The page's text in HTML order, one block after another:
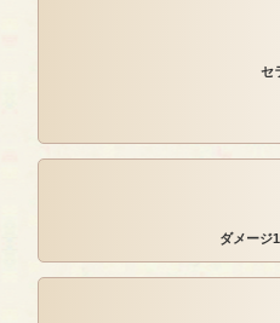
セ
ダメージ